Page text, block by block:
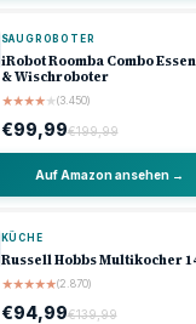
SAUGROBOTER
iRobot Roomba Combo
& Wischroboter
★★★★★(3.450)
€99,99€199,99
Auf Amazon ansehen →
KÜCHE
Russell Hobbs Multikocher
★★★★★(2.870)
€94,99€139,99